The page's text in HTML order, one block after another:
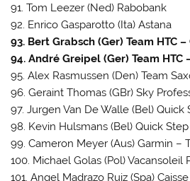
91. Tom Leezer (Ned) Rabobank
92. Enrico Gasparotto (Ita) Astana
93. Bert Grabsch (Ger) Team HTC
94. André Greipel (Ger) Team HTC
95. Alex Rasmussen (Den) Team
96. Geraint Thomas (GBr) Sky
97. Jurgen Van De Walle (Bel) Quick
98. Kevin Hulsmans (Bel) Quick Step
99. Cameron Meyer (Aus) Garmin –
100. Michael Golas (Pol) Vacansoleil
101. Angel Madrazo Ruiz (Spa)